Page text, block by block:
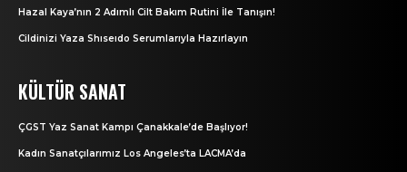
Hazal Kaya’nın 2 Adımlı Cilt Bakım Rutini İle Tanışın!
Cildinizi Yaza Shıseıdo Serumlarıyla Hazırlayın
KÜLTÜR SANAT
ÇGST Yaz Sanat Kampı Çanakkale’de Başlıyor!
Kadın Sanatçılarımız Los Angeles’ta LACMA’da